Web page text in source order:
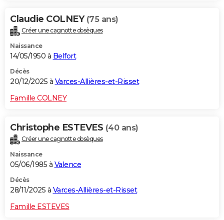
Claudie COLNEY (75 ans)
Créer une cagnotte obsèques
Naissance
14/05/1950 à Belfort
Décès
20/12/2025 à Varces-Allières-et-Risset
Famille COLNEY
Christophe ESTEVES (40 ans)
Créer une cagnotte obsèques
Naissance
05/06/1985 à Valence
Décès
28/11/2025 à Varces-Allières-et-Risset
Famille ESTEVES